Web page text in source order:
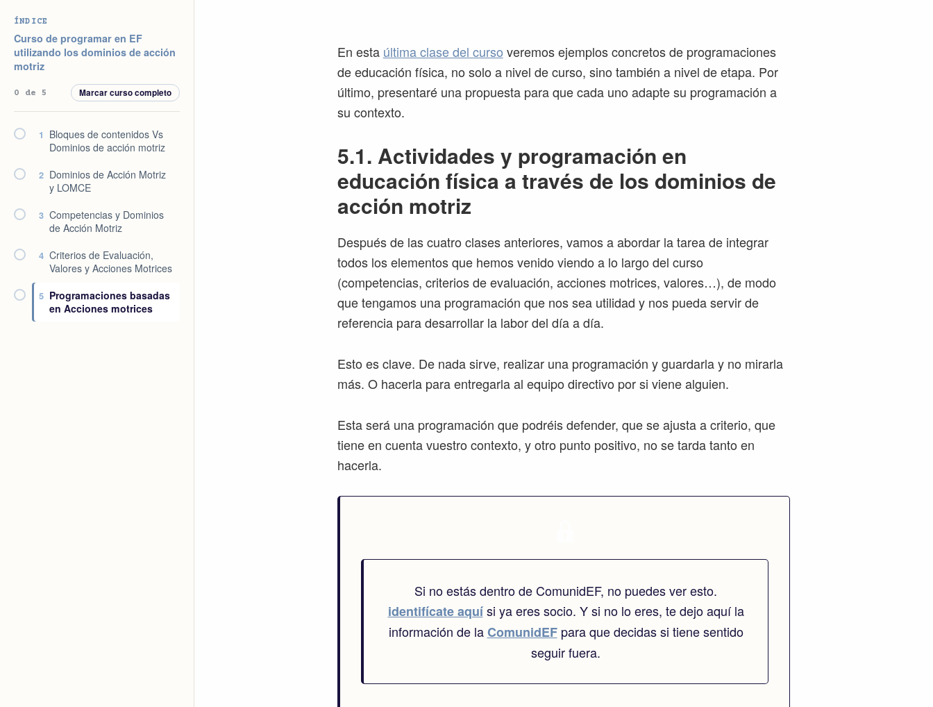
En esta última clase del curso veremos ejemplos concretos de programaciones
de educación física, no solo a nivel de curso, sino también a nivel de etapa. Por
último, presentaré una propuesta para que cada uno adapte su programación a
su contexto.
5.1. Actividades y programación en
educación física a través de los dominios de
acción motriz
Después de las cuatro clases anteriores, vamos a abordar la tarea de integrar
todos los elementos que hemos venido viendo a lo largo del curso
(competencias, criterios de evaluación, acciones motrices, valores…), de modo
que tengamos una programación que nos sea utilidad y nos pueda servir de
referencia para desarrollar la labor del día a día.
Esto es clave. De nada sirve, realizar una programación y guardarla y no mirarla
más. O hacerla para entregarla al equipo directivo por si viene alguien.
Esta será una programación que podréis defender, que se ajusta a criterio, que
tiene en cuenta vuestro contexto, y otro punto positivo, no se tarda tanto en
hacerla.
Si no estás dentro de ComunidEF, no puedes ver esto.
identifícate aquísi ya eres socio. Y si no lo eres, te dejo aquí la
información de laComunidEFpara que decidas si tiene sentido
seguir fuera.
ÍNDICE
Curso de programar en EF
utilizando los dominios de acción
motriz
0 de 5 Marcar curso completo
1
Bloques de contenidos Vs
Dominios de acción motriz
2 Dominios de Acción Motriz
y LOMCE
3 Competencias y Dominios
de Acción Motriz
4 Criterios de Evaluación,
Valores y Acciones Motrices
5 Programaciones basadas
en Acciones motrices